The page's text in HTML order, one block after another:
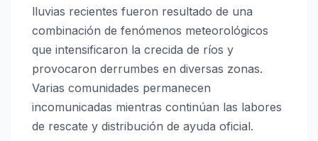
lluvias recientes fueron resultado de una
combinación de fenómenos meteorológicos
que intensificaron la crecida de ríos y
provocaron derrumbes en diversas zonas.
Varias comunidades permanecen
incomunicadas mientras continúan las labores
de rescate y distribución de ayuda oficial.